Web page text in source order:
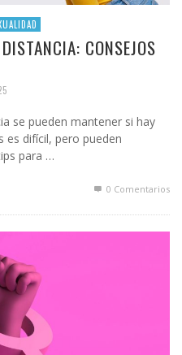
CONSEJOS
se pueden mantener si hay
es difícil, pero pueden
para …
0 Comentarios